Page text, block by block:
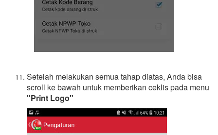
Setelah melakukan semua tahap diatas, Anda bisa
scroll ke bawah untuk memberikan ceklis pada menu
"Print Logo"